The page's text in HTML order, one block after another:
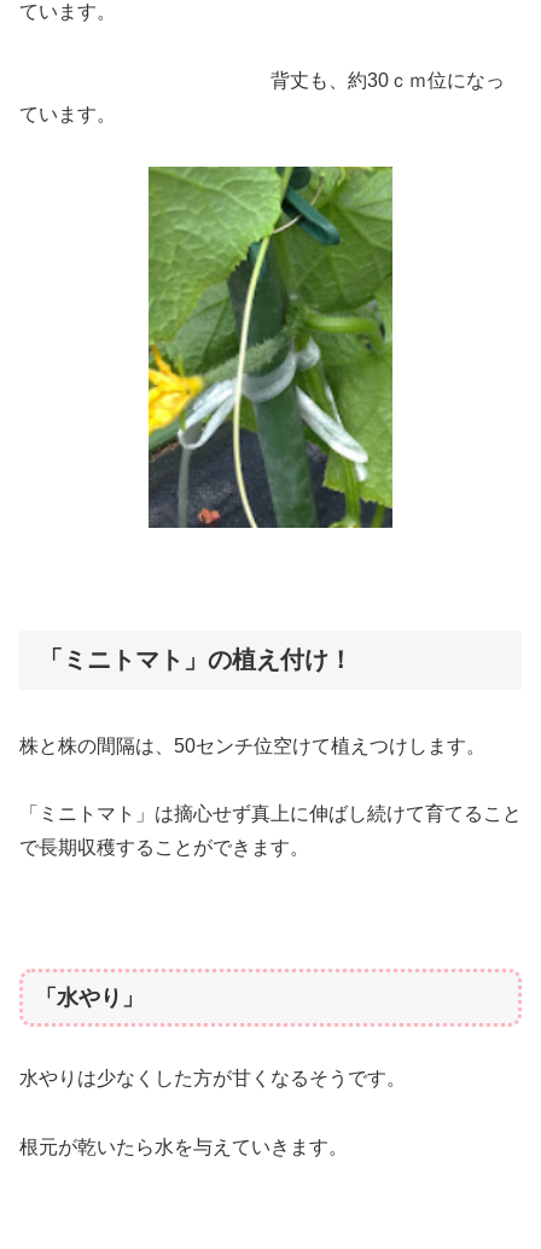
ています。
背丈も、約30ｃｍ位になっ
ています。
「ミニトマト」の植え付け！
株と株の間隔は、50センチ位空けて植えつけします。
「ミニトマト」は摘心せず真上に伸ばし続けて育てること
で長期収穫することができます。
「水やり」
水やりは少なくした方が甘くなるそうです。
根元が乾いたら水を与えていきます。